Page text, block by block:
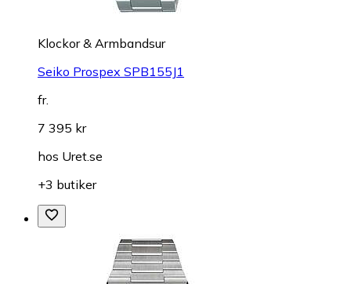
Klockor & Armbandsur
Seiko Prospex SPB155J1
fr.
7 395 kr
hos Uret.se
+3 butiker